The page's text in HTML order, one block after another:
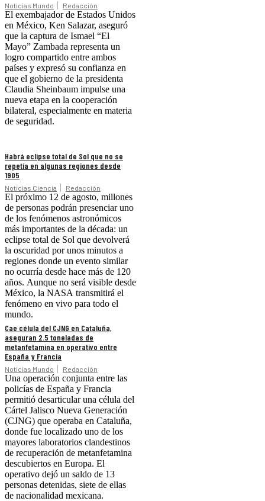
Noticias Mundo Redacción
El exembajador de Estados Unidos
en México, Ken Salazar, aseguró
que la captura de Ismael “El
Mayo” Zambada representa un
logro compartido entre ambos
países y expresó su confianza en
que el gobierno de la presidenta
Claudia Sheinbaum impulse una
nueva etapa en la cooperación
bilateral, especialmente en materia
de seguridad.
Habrá eclipse total de Sol que no se
repetía en algunas regiones desde
1905
Noticias Ciencia Redacción
El próximo 12 de agosto, millones
de personas podrán presenciar uno
de los fenómenos astronómicos
más importantes de la década: un
eclipse total de Sol que devolverá
la oscuridad por unos minutos a
regiones donde un evento similar
no ocurría desde hace más de 120
años. Aunque no será visible desde
México, la NASA transmitirá el
fenómeno en vivo para todo el
mundo.
Cae célula del CJNG en Cataluña,
aseguran 2.5 toneladas de
metanfetamina en operativo entre
España y Francia
Noticias Mundo Redacción
Una operación conjunta entre las
policías de España y Francia
permitió desarticular una célula del
Cártel Jalisco Nueva Generación
(CJNG) que operaba en Cataluña,
donde fue localizado uno de los
mayores laboratorios clandestinos
de recuperación de metanfetamina
descubiertos en Europa. El
operativo dejó un saldo de 13
personas detenidas, siete de ellas
de nacionalidad mexicana.